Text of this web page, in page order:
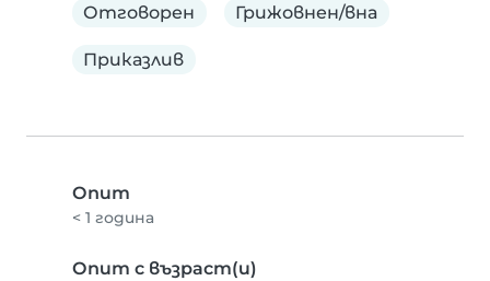
Отговорен
Грижовнен/вна
Приказлив
Опит
< 1 година
Опит с възраст(и)